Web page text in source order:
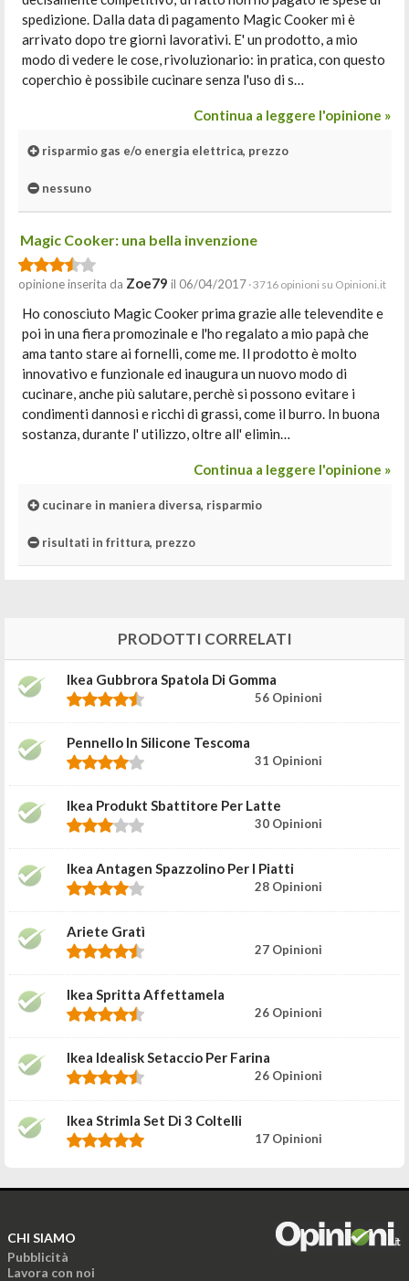
spedizione. Dalla data di pagamento Magic Cooker mi è
arrivato dopo tre giorni lavorativi. E' un prodotto, a mio
modo di vedere le cose, rivoluzionario: in pratica, con questo
coperchio è possibile cucinare senza l'uso di s…
Continua a leggere l'opinione »
risparmio gas e/o energia elettrica, prezzo
nessuno
Magic Cooker: una bella invenzione
opinione inserita da Zoe79 il 06/04/2017 · 3716 opinioni su Opinioni.it
Ho conosciuto Magic Cooker prima grazie alle televendite e
poi in una fiera promozinale e l'ho regalato a mio papà che
ama tanto stare ai fornelli, come me. Il prodotto è molto
innovativo e funzionale ed inaugura un nuovo modo di
cucinare, anche più salutare, perchè si possono evitare i
condimenti dannosi e ricchi di grassi, come il burro. In buona
sostanza, durante l' utilizzo, oltre all' elimin…
Continua a leggere l'opinione »
cucinare in maniera diversa, risparmio
risultati in frittura, prezzo
PRODOTTI CORRELATI
Ikea Gubbrora Spatola Di Gomma
56 Opinioni
Pennello In Silicone Tescoma
31 Opinioni
Ikea Produkt Sbattitore Per Latte
30 Opinioni
Ikea Antagen Spazzolino Per I Piatti
28 Opinioni
Ariete Gratì
27 Opinioni
Ikea Spritta Affettamela
26 Opinioni
Ikea Idealisk Setaccio Per Farina
26 Opinioni
Ikea Strimla Set Di 3 Coltelli
17 Opinioni
CHI SIAMO
Pubblicità
Lavora con noi